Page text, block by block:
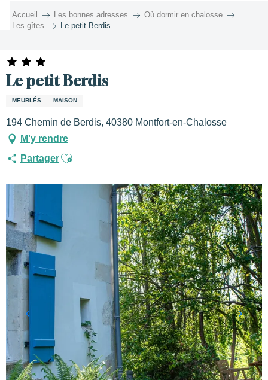
Accueil Les bonnes adresses
Où dormir en chalosse
Les gîtes
Le petit Berdis
Le petit Berdis
MEUBLÉS MAISON
194 Chemin de Berdis, 40380 Montfort-en-Chalosse
M'y rendre
PartagerAjouter aux favoris